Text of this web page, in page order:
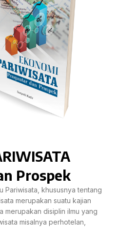
Prospek
Pariwisata, khususnya tentang
merupakan suatu kajian
merupakan disiplin ilmu yang
misalnya perhotelan,